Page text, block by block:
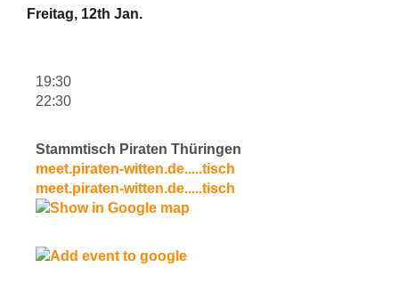
Freitag, 12th Jan.
19:30
22:30
Stammtisch Piraten Thüringen
meet.piraten-witten.de.....tisch
meet.piraten-witten.de.....tisch